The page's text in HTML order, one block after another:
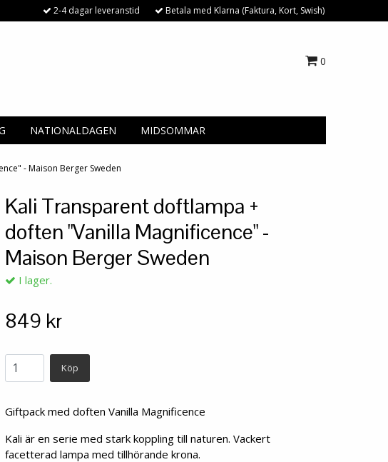
2-4 dagar leveranstid Betala med Klarna (Faktura, Kort, Swish)
0
NATIONALDAGEN MIDSOMMAR
- Maison Berger Sweden
Kali Transparent doftlampa +
doften "Vanilla Magnificence" -
Maison Berger Sweden
I lager.
849 kr
Köp
Giftpack med doften Vanilla Magnificence
Kali är en serie med stark koppling till naturen. Vackert
facetterad lampa med tillhörande krona.